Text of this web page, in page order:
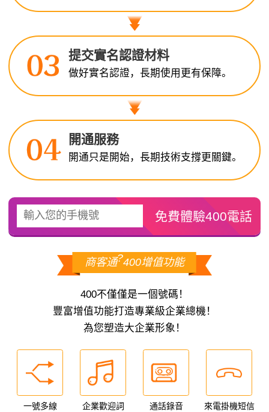
提交實名認證材料
做好實名認證，長期使用更有保障。
開通服務
開通只是開始，長期技術支撐更關鍵。
商客通?400增值功能
400不僅僅是一個號碼！
豐富增值功能打造專業級企業總機！
為您塑造大企業形象！
一號多線 企業歡迎詞 通話錄音 來電掛機短信